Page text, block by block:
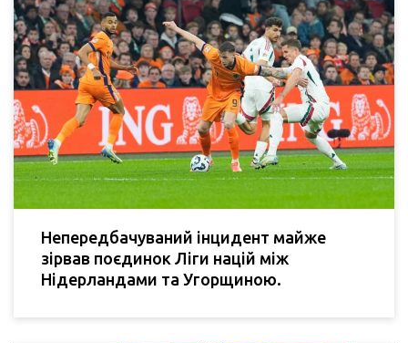
Непередбачуваний інцидент майже
зірвав поєдинок Ліги націй між
Нідерландами та Угорщиною.